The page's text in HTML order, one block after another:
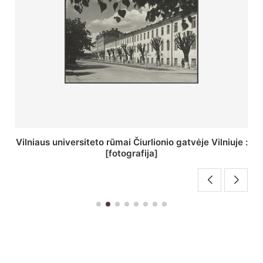
St. Batoro universiteto J. Pilsudskio kolegija :
[fotografija]